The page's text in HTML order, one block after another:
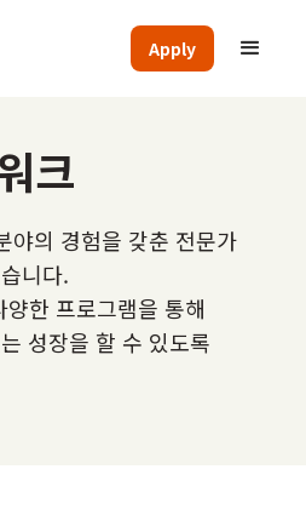
Apply
크
야의 경험을 갖춘 전문가
니다.
한 프로그램을 통해
성장을 할 수 있도록